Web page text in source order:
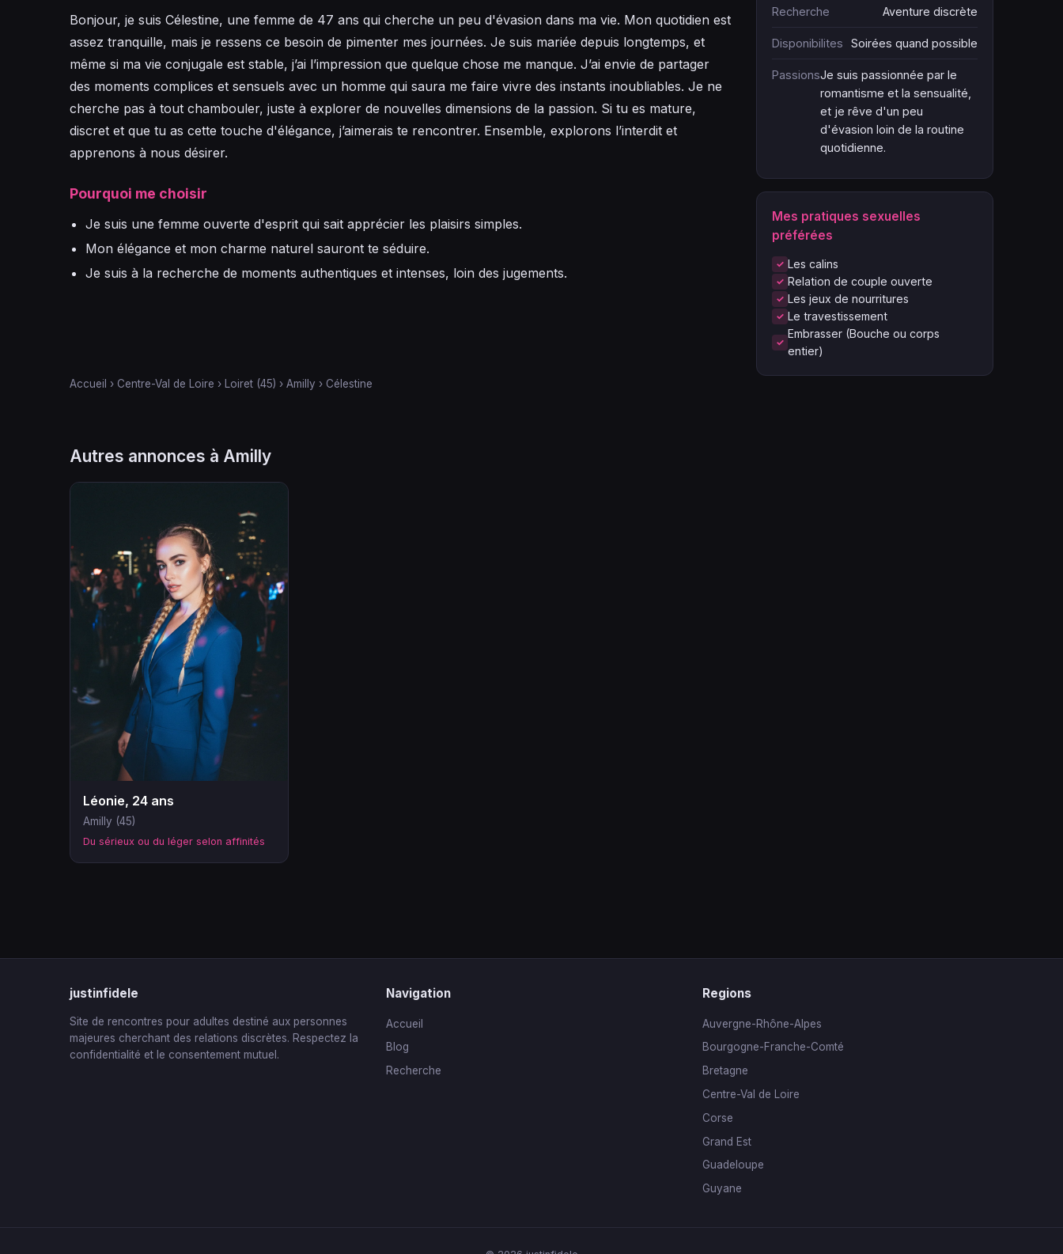
Accueil › Centre-Val de Loire › Loiret (45) › Amilly › Célestine
Bonjour, je suis Célestine, une femme de 47 ans qui cherche un peu d'évasion dans ma vie. Mon quotidien est
assez tranquille, mais je ressens ce besoin de pimenter mes journées. Je suis mariée depuis longtemps, et
même si ma vie conjugale est stable, j’ai l’impression que quelque chose me manque. J’ai envie de partager
des moments complices et sensuels avec un homme qui saura me faire vivre des instants inoubliables. Je ne
cherche pas à tout chambouler, juste à explorer de nouvelles dimensions de la passion. Si tu es mature,
discret et que tu as cette touche d'élégance, j’aimerais te rencontrer. Ensemble, explorons l’interdit et
apprenons à nous désirer.
Pourquoi me choisir
Je suis une femme ouverte d'esprit qui sait apprécier les plaisirs simples.
Mon élégance et mon charme naturel sauront te séduire.
Je suis à la recherche de moments authentiques et intenses, loin des jugements.
Recherche Aventure discrète
Disponibilites Soirées quand possible
PassionsJe suis passionnée par le
romantisme et la sensualité,
et je rêve d'un peu
d'évasion loin de la routine
quotidienne.
Mes pratiques sexuelles
préférées
Les calins
Relation de couple ouverte
Les jeux de nourritures
Le travestissement
Embrasser (Bouche ou corps
entier)
Autres annonces à Amilly
Léonie, 24 ans
Amilly (45)
Du sérieux ou du léger selon affinités
justinfidele
Site de rencontres pour adultes destiné aux personnes
majeures cherchant des relations discrètes. Respectez la
confidentialité et le consentement mutuel.
Navigation
Accueil
Blog
Recherche
Regions
Auvergne-Rhône-Alpes
Bourgogne-Franche-Comté
Bretagne
Centre-Val de Loire
Corse
Grand Est
Guadeloupe
Guyane